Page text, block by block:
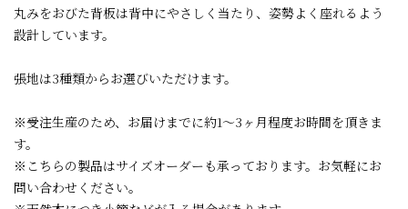
丸みをおびた背板は背中にやさしく当たり、姿勢よく座れるよう
設計しています。
張地は3種類からお選びいただけます。
※受注生産のため、お届けまでに約1～3ヶ月程度お時間を頂きま
す。
※こちらの製品はサイズオーダーも承っております。お気軽にお
問い合わせください。